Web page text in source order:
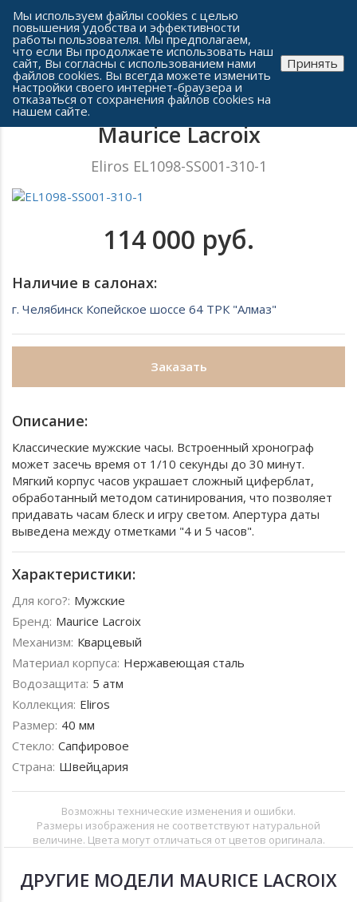
Сеть часовых салонов г. Челябинска
Мужские часы
Maurice Lacroix
Eliros EL1098-SS001-310-1
114 000 руб.
Наличие в салонах:
г. Челябинск Копейское шоссе 64 ТРК "Алмаз"
Заказать
Описание:
Классические мужские часы. Встроенный хронограф
может засечь время от 1/10 секунды до 30 минут.
Мягкий корпус часов украшает сложный циферблат,
обработанный методом сатинирования, что позволяет
придавать часам блеск и игру светом. Апертура даты
выведена между отметками "4 и 5 часов".
Характеристики:
Для кого?: Мужские
Бренд: Maurice Lacroix
Механизм: Кварцевый
Материал корпуса: Нержавеющая сталь
Водозащита: 5 атм
Коллекция: Eliros
Размер: 40 мм
Стекло: Сапфировое
Страна: Швейцария
Возможны технические изменения и ошибки.
Размеры изображения не соответствуют натуральной
величине. Цвета могут отличаться от цветов оригинала.
ДРУГИЕ МОДЕЛИ MAURICE LACROIX
Мы используем файлы cookies с целью
повышения удобства и эффективности
работы пользователя. Мы предполагаем,
что если Вы продолжаете использовать наш
сайт, Вы согласны с использованием нами
файлов cookies. Вы всегда можете изменить
настройки своего интернет-браузера и
отказаться от сохранения файлов cookies на
нашем сайте.
Принять